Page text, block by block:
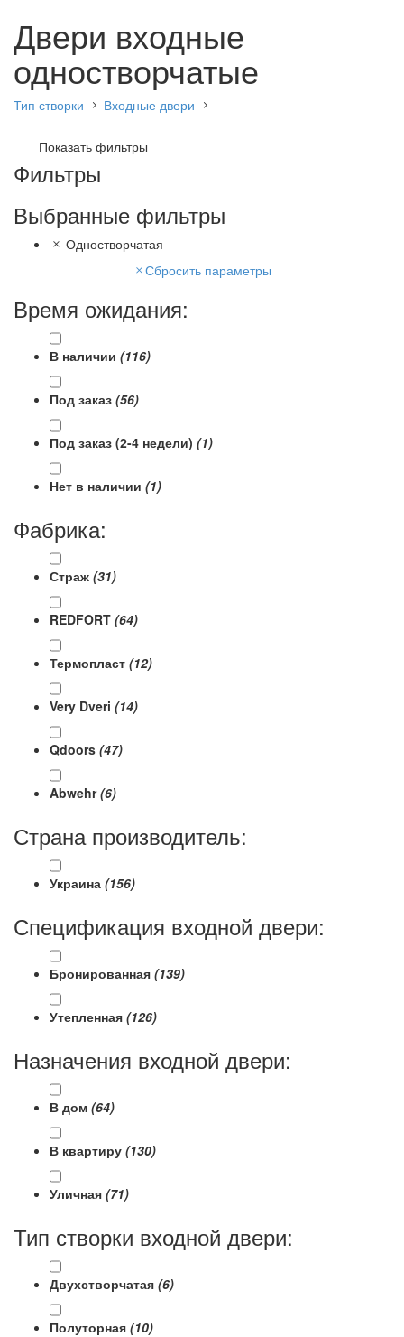
Двери входные
одностворчатые
Тип створки Входные двери
Показать фильтры
Фильтры
Выбранные фильтры
Одностворчатая
Сбросить параметры
Время ожидания:
В наличии (116)
Под заказ (56)
Под заказ (2-4 недели) (1)
Нет в наличии (1)
Фабрика:
Страж (31)
REDFORT (64)
Термопласт (12)
Very Dveri (14)
Qdoors (47)
Abwehr(6)
Страна производитель:
Украина (156)
Спецификация входной двери:
Бронированная (139)
Утепленная (126)
Назначения входной двери:
В дом (64)
В квартиру (130)
Уличная (71)
Тип створки входной двери:
Двухстворчатая (6)
Полуторная (10)